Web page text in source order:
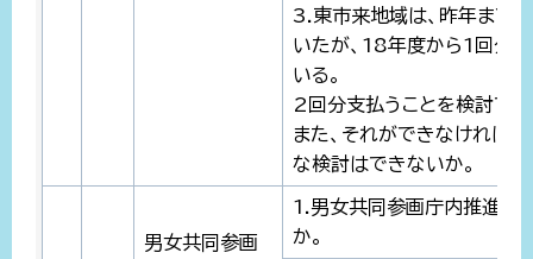
3.東市来地域は、昨年まで
いたが、18年度から1回分
いる。
2回分支払うことを検討でき
また、それができなければ
な検討はできないか。
男女共同参画
1.男女共同参画庁内推進委
か。